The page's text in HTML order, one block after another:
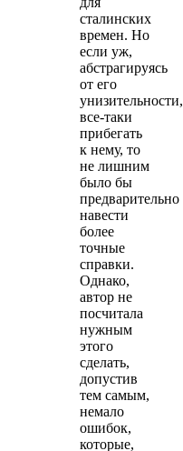
сталинских
времен. Но
если уж,
абстрагируясь
от его
унизительности,
все-таки
прибегать
к нему, то
не лишним
было бы
предварительно
навести
более
точные
справки.
Однако,
автор не
посчитала
нужным
этого
сделать,
допустив
тем самым,
немало
ошибок,
которые,